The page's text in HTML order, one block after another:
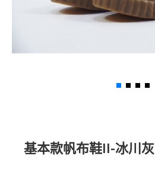
基本款帆布鞋II-冰川灰